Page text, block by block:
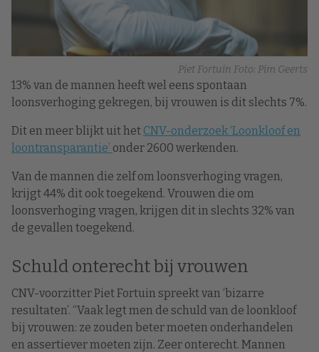
Piet Fortuin Foto: Pim Geerts
13% van de mannen heeft wel eens spontaan
loonsverhoging gekregen, bij vrouwen is dit slechts 7%.
Dit en meer blijkt uit het CNV-onderzoek ‘Loonkloof en
loontransparantie’ onder 2600 werkenden.
Van de mannen die zelf om loonsverhoging vragen,
krijgt 44% dit ook toegekend. Vrouwen die om
loonsverhoging vragen, krijgen dit in slechts 32% van
de gevallen toegekend.
Schuld onterecht bij vrouwen
CNV-voorzitter Piet Fortuin spreekt van ‘bizarre
resultaten’. “Vaak legt men de schuld van de loonkloof
bij vrouwen: ze zouden beter moeten onderhandelen
en assertiever moeten zijn. Zeer onterecht. Mannen